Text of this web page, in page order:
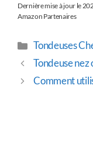
Dernière mise à jour le
Amazon Partenaires
Tondeuses
Tondeuse
Comment